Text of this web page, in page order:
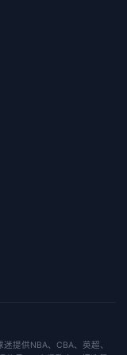
提供NBA、CBA、英超、